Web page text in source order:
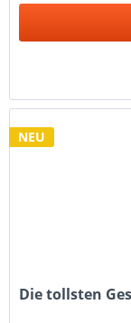
NEU
Die tollsten